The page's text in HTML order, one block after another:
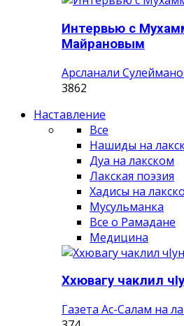
Интервью с
Майрановым
Арсланали
3862
Наставление
Все
Нашиды на
Дуа на лакском
Лакская поэзия
Хадисы на
Мусульманка
Все о Рамадане
Медицина
Ххювагу чаклил
Газета Ас-Салам на